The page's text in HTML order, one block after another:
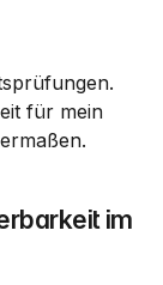
für mein
im